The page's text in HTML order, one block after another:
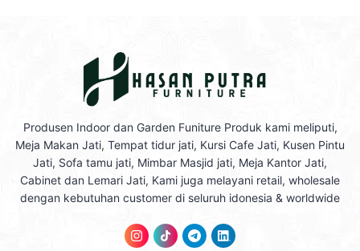
Produsen Indoor dan Garden Funiture Produk kami meliputi,
Meja Makan Jati, Tempat tidur jati, Kursi Cafe Jati, Kusen Pintu
Jati, Sofa tamu jati, Mimbar Masjid jati, Meja Kantor Jati,
Cabinet dan Lemari Jati, Kami juga melayani retail, wholesale
dengan kebutuhan customer di seluruh idonesia & worldwide